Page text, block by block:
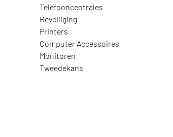
Telefooncentrales
Beveiliging
Printers
Computer Accessoires
Monitoren
Tweedekans